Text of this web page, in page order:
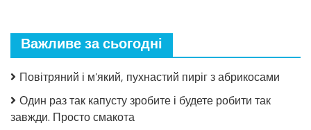
Салат
огірків
томатній
Важливе за сьогодні
Повітряний і м’який, пухнастий пиріг з абрикосами
Один раз так капусту зробите і будете робити так
завжди. Просто смакота